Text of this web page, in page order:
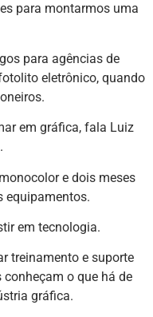
para montarmos uma
para agências de
eletrônico, quando
em gráfica, fala Luiz
e dois meses
equipamentos.
em tecnologia.
treinamento e suporte
o que há de
gráfica.